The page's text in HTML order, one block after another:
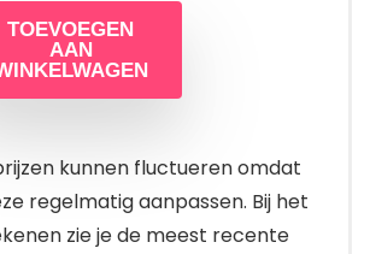
TOEVOEGEN
AAN
kunnen fluctueren omdat
regelmatig aanpassen. Bij het
zie je de meest recente